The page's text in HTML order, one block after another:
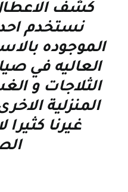
كشف الاعطال
نستخدم
الموجوده
العاليه في
الثلاجات و
المنزلية
غيرنا كثيرا